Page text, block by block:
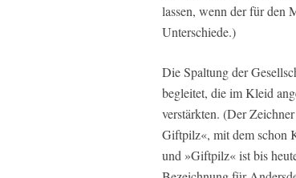
lassen, wenn der für den
Unterschiede.)
Die Spaltung der
begleitet, die im Kleid
verstärkten. (Der
Giftpilz«, mit dem schon
und »Giftpilz« ist bis